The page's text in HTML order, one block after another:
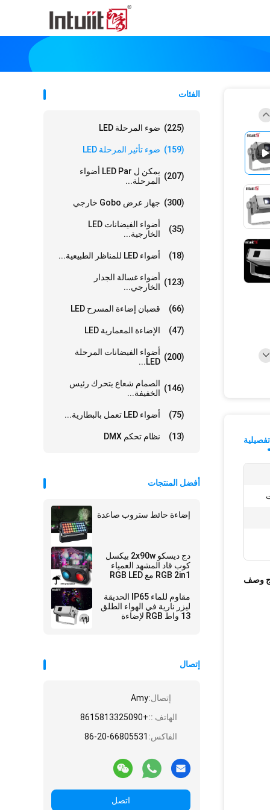
الفئات
ضوء المرحلة LED (225)
ضوء تأثير المرحلة LED (159)
يمكن ل LED Par أضواء
المرحلة...
(207)
جهاز عرض Gobo خارجي (300)
أضواء الفيضانات LED
الخارجية...
(35)
أضواء LED للمناظر الطبيعية... (18)
أضواء غسالة الجدار
الخارجي...
(123)
قضبان إضاءة المسرح LED (66)
الإضاءة المعمارية LED (47)
أضواء الفيضانات المرحلة
LED...
(200)
الصمام شعاع يتحرك رئيس
الخفيفة...
(146)
أضواء LED تعمل بالبطارية... (75)
نظام تحكم DMX (13)
أفضل المنتجات
إضاءة حائط ستروب صاعدة
دج ديسكو 2x90w بيكسل
كوب قاد المشهد العمياء
RGB 2in1 مع RGB LED
مقاوم للماء IP65 الحديقة
ليزر نارية في الهواء الطلق
13 واط RGB لإضاءة
إتصال
إتصال:Amy
الهاتف ::+8615813325090
الفاكس: 86-20-66805531
اتصل
وصف